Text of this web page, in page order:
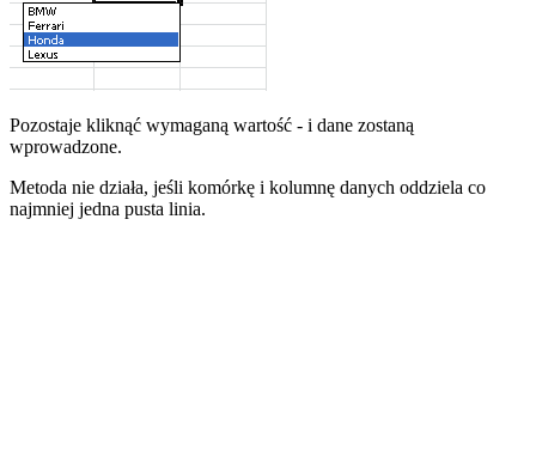
Pozostaje kliknąć wymaganą wartość - i dane zostaną
wprowadzone.
Metoda nie działa, jeśli komórkę i kolumnę danych oddziela co
najmniej jedna pusta linia.